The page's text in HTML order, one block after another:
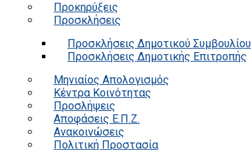
Προκηρύξεις
Προσκλήσεις
Προσκλήσεις Δημοτικού Συμβουλίου
Προσκλήσεις Δημοτικής Επιτροπής
Μηνιαίος Απολογισμός
Κέντρα Κοινότητας
Προσλήψεις
Αποφάσεις Ε.Π.Ζ.
Ανακοινώσεις
Πολιτική Προστασία